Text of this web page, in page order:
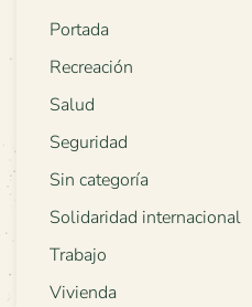
Portada
Recreación
Salud
Seguridad
Sin categoría
Solidaridad internacional
Trabajo
Vivienda